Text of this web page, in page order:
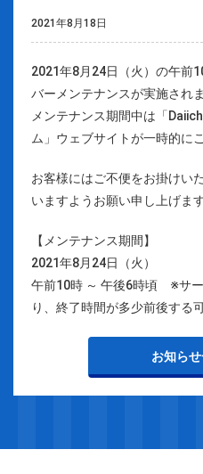
2021年8月18日
2021年8月24日（火）の午前
バーメンテナンスが実施されま
メンテナンス期間中は「
ム」ウェブサイトが一時的に
お客様にはご不便をお掛けい
いますようお願い申し上げます
【メンテナンス期間】
2021年8月24日（火）
午前10時 ～ 午後6時頃 ※サ
り、終了時間が多少前後する
お知ら